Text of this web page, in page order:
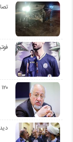
۱۲۰ سال مشروطه میراث نیاکان